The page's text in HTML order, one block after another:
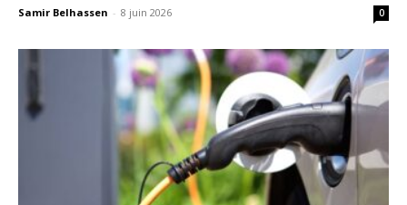
Samir Belhassen - 8 juin 2026 0